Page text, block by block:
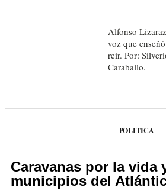
Alfonso
voz que
reír. Por:
Caraballo.
POLITICA
Caravanas por la vida
municipios del